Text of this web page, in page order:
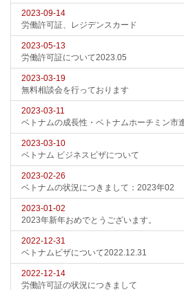
2023-09-14
労働許可証、レジデンスカード
2023-05-13
労働許可証について2023.05
2023-03-19
無料相談会を行っております
2023-03-11
ベトナムの成長性・ベトナムホーチミン市
2023-03-10
ベトナム ビジネスビザについて
2023-02-26
ベトナムの状況につきまして：2023年02
2023-01-02
2023年新年おめでとうございます。
2022-12-31
ベトナムビザについて2022.12.31
2022-12-14
労働許可証の状況につきまして